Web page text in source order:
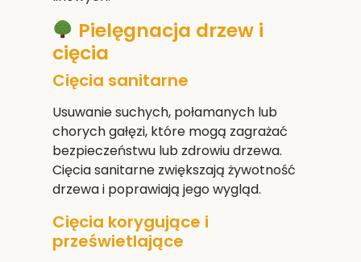
Pielęgnacja drzew i
cięcia
Cięcia sanitarne
Usuwanie suchych, połamanych lub
chorych gałęzi, które mogą zagrażać
bezpieczeństwu lub zdrowiu drzewa.
Cięcia sanitarne zwiększają żywotność
drzewa i poprawiają jego wygląd.
Cięcia korygujące i
prześwietlające